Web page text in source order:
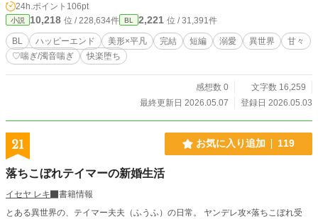
24h.ポイント 106pt
小説 10,218 位 / 228,634件 BL 2,221 位 / 31,391件
BL ハッピーエンド 美形×平凡 完結 短編 溺愛 異世界
甘々
♡喘ぎ/濁音喘ぎ
快楽堕ち
感想数 0
文字数 16,259
最終更新日 2026.05.07
登録日 2026.05.03
21 お気に入り追加 119
落ちこぼれテイマーの新婚生活
イセヤ レキ
書籍情報
とある異世界の、テイマー夫夫（ふうふ）の日常。 ヤンデレ攻×落ちこぼれ受